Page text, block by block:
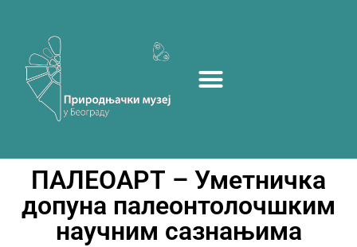
ПАЛЕОАРТ – Уметничка
допуна палеонтолочшким
научним сазнањима